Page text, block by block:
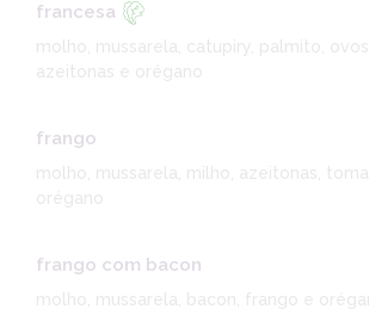
francesa
molho, mussarela, catupiry, palmito,
frango
frango com bacon
molho, mussarela, bacon, frango e